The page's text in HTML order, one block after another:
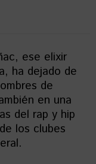
ese elixir
ha dejado de
de
en una
del rap y hip
los clubes